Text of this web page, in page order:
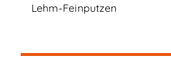
Lehm-Feinputzen